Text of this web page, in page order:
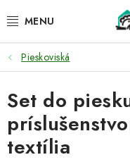
na
PRE HYDINU
PRE PSY
PRE ZAJACE
Pieskoviská
Set do
textília